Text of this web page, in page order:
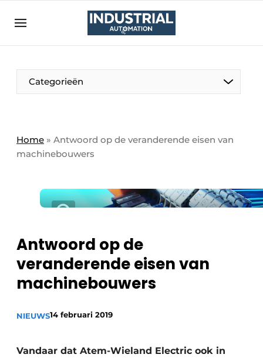
Aanmelden
Bedrijven
Bedrijven
Direct contact
Eigen content aanleveren
Home
Nieuwsbrief
Podcasts
Privacy / Cookie statement
Vacatures
Categorieën
Home » Antwoord op de veranderende eisen van
machinebouwers
Antwoord op de
veranderende eisen van
machinebouwers
NIEUWS14 februari 2019
Vandaar dat Atem-Wieland Electric ook in